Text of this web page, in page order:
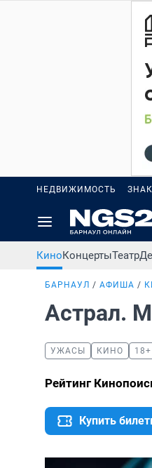
НЕДВИЖИМОСТЬ
КиноКонцертыТеатр
БАРНАУЛ АФИША
Астрал.
УЖАСЫ КИНО 18+
Рейтинг
Купить